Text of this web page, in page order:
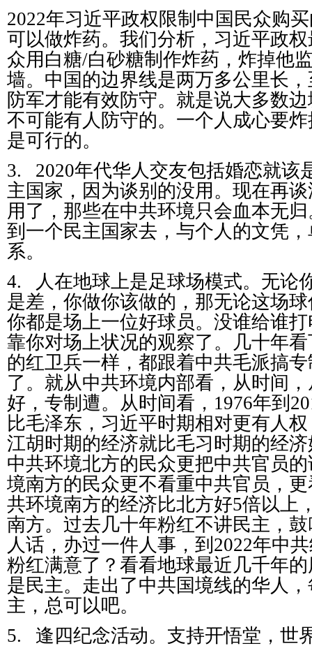
2022年习近平政权限制中国民众购
可以做炸药。我们分析，习近平政
众用白糖/白砂糖制作炸药，炸掉他
墙。中国的边界线是两万多公里长
防军才能有效防守。就是说大多数
不可能有人防守的。一个人成心要
是可行的。
3.
2020年代华人交友包括婚恋就该
主国家，因为谈别的没用。现在再
用了，那些在中共环境只会血本无
到一个民主国家去，与个人的文凭
系。
4.
人在地球上是足球场模式。无论
是差，你做你该做的，那无论这场
你都是场上一位好球员。没谁给谁
靠你对场上状况的观察了。几十年
的红卫兵一样，都跟着中共毛派搞
了。就从中共环境内部看，从时间
好，专制遭。从时间看， 1976年到
比毛泽东，习近平时期相对更有人
江胡时期的经济就比毛习时期的经
中共环境北方的民众更把中共官员
境南方的民众更不看重中共官员，
共环境南方的经济比北方好5倍以上
南方。过去几十年粉红不讲民主，
人话，办过一件人事，到 2022年中
粉红满意了？看看地球最近几千年
是民主。走出了中共国境线的华人
主，总可以吧。
5.
逢四纪念活动。支持开悟堂，世